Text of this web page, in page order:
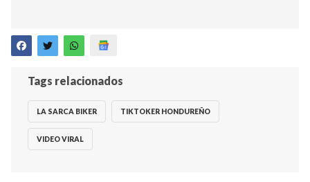
Tags relacionados
LA SARCA BIKER TIKTOKER HONDUREÑO
VIDEO VIRAL